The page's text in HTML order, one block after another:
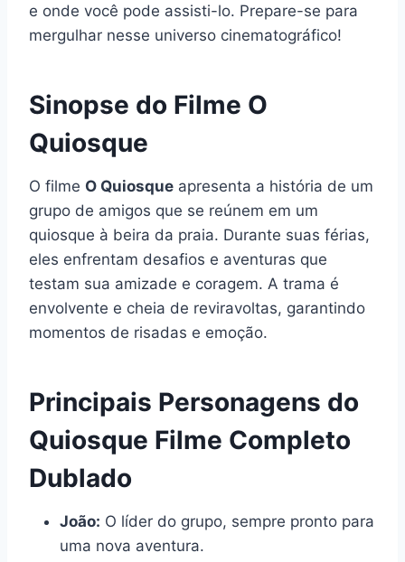
e onde você pode assisti-lo. Prepare-se para
mergulhar nesse universo cinematográfico!
Sinopse do Filme O
Quiosque
O filme O Quiosque apresenta a história de um
grupo de amigos que se reúnem em um
quiosque à beira da praia. Durante suas férias,
eles enfrentam desafios e aventuras que
testam sua amizade e coragem. A trama é
envolvente e cheia de reviravoltas, garantindo
momentos de risadas e emoção.
Principais Personagens do
Quiosque Filme Completo
Dublado
João: O líder do grupo, sempre pronto para
uma nova aventura.